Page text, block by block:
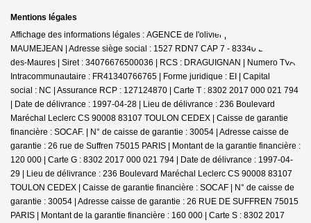
Mentions légales
Affichage des informations légales : AGENCE de l'olivier | Raison sociale : D
MAUMEJEAN | Adresse siège social : 1527 RDN7 CAP 7 - 83340 Le Cannet-
des-Maures | Siret : 34076676500036 | RCS : DRAGUIGNAN | Numero TVA
Intracommunautaire : FR41340766765 | Forme juridique : EI | Capital
social : NC | Assurance RCP : 127124870 | Carte T : 8302 2017 000 021 794
| Date de délivrance : 1997-04-28 | Lieu de délivrance : 236 Boulevard
Maréchal Leclerc CS 90008 83107 TOULON CEDEX | Caisse de garantie
financière : SOCAF. | N° de caisse de garantie : 30054 | Adresse caisse de
garantie : 26 rue de Suffren 75015 PARIS | Montant de la garantie financière :
120 000 | Carte G : 8302 2017 000 021 794 | Date de délivrance : 1997-04-
29 | Lieu de délivrance : 236 Boulevard Maréchal Leclerc CS 90008 83107
TOULON CEDEX | Caisse de garantie financière : SOCAF | N° de caisse de
garantie : 30054 | Adresse caisse de garantie : 26 RUE DE SUFFREN 75015
PARIS | Montant de la garantie financière : 160 000 | Carte S : 8302 2017